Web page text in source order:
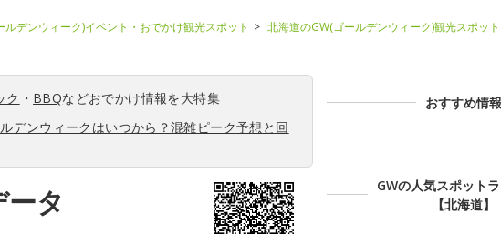
ルデンウィーク)イベント・おでかけ観光スポット 北海道のGW(ゴールデンウィーク)観光スポット
ク ・ BBQなどおでかけ情報を大特集
デンウィークはいつから？混雑ピーク予想と回
タ
おすすめ情報
GWの人気スポット
【北海道】